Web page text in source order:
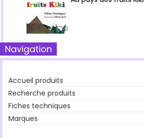
0
Navigation
Accueil produits
Recherche produits
Fiches techniques
Marques